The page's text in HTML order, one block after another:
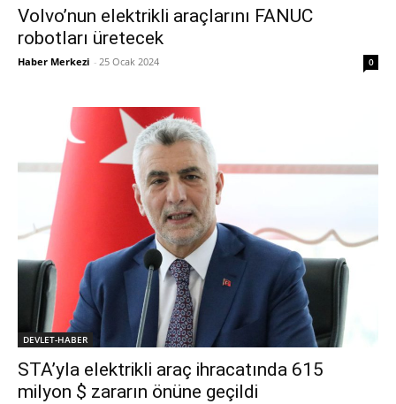
Volvo’nun elektrikli araçlarını FANUC
robotları üretecek
Haber Merkezi - 25 Ocak 2024 0
DEVLET-HABER
STA’yla elektrikli araç ihracatında 615
milyon $ zararın önüne geçildi